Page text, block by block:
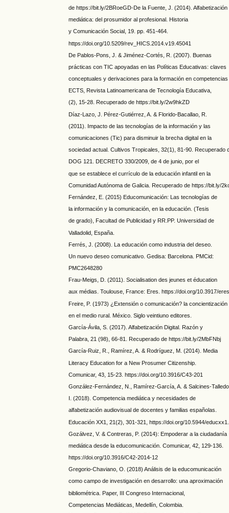
de https://bit.ly/2BRoeGD-De la Fuente, J. (2014). Alfabetización
mediática: del prosumidor al profesional. Historia
y Comunicación Social, 19. pp. 451-464.
https://doi.org/10.5209/rev_HICS.2014.v19.45041
De Pablos-Pons, J. & Jiménez-Cortés, R. (2007). Buenas
prácticas con TIC apoyadas en las Políticas Educativas: claves
conceptuales y derivaciones para la formación en competencias
ECTS, Revista Latinoamericana de Tecnología Educativa,
(2), 15-28. Recuperado de https://bit.ly/2w9hkZD
Díaz-Lazo, J. Pérez-Gutiérrez, A. & Florido-Bacallao, R.
(2011). Impacto de las tecnologías de la información y las
comunicaciones (Tic) para disminuir la brecha digital en la
sociedad actual. Cultivos Tropicales, 32(1), 81-90. Recuperado
DOG 121. DECRETO 330/2009, de 4 de junio, por el
que se establece el currículo de la educación infantil en la
Comunidad Autónoma de Galicia. Recuperado de https://bit.ly/
Fernández, E. (2015) Educomunicación: Las tecnologías de
la información y la comunicación, en la educación. (Tesis
de grado), Facultad de Publicidad y RR.PP. Universidad de
Valladolid, España.
Ferrés, J. (2008). La educación como industria del deseo.
Un nuevo deseo comunicativo. Gedisa: Barcelona. PMCid:
PMC2648280
Frau-Meigs, D. (2011). Socialisation des jeunes et éducation
aux médias. Toulouse, France: Eres. https://doi.org/10.3917/
Freire, P. (1973) ¿Extensión o comunicación? la concientización
en el medio rural. México. Siglo veintiuno editores.
García-Ávila, S. (2017). Alfabetización Digital. Razón y
Palabra, 21 (98), 66-81. Recuperado de https://bit.ly/2MbFNbj
García-Ruiz, R., Ramírez, A. & Rodríguez, M. (2014). Media
Literacy Education for a New Prosumer Citizenship.
Comunicar, 43, 15-23. https://doi.org/10.3916/C43-201
González-Fernández, N., Ramírez-García, A. & Salcines-Talledo,
I. (2018). Competencia mediática y necesidades de
alfabetización audiovisual de docentes y familias españolas.
Educación XX1, 21(2), 301-321, https://doi.org/10.5944/
Gozálvez, V. & Contreras, P. (2014): Empoderar a la ciudadanía
mediática desde la educomunicación. Comunicar, 42, 129-136.
https://doi.org/10.3916/C42-2014-12
Gregorio-Chaviano, O. (2018) Análisis de la educomunicación
como campo de investigación en desarrollo: una aproximación
bibliométrica. Paper, III Congreso Internacional,
Competencias Mediáticas, Medellín, Colombia.